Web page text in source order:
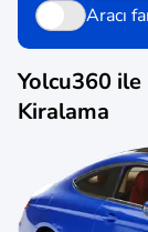
Aracı
Yolcu360 ile
Kiralama